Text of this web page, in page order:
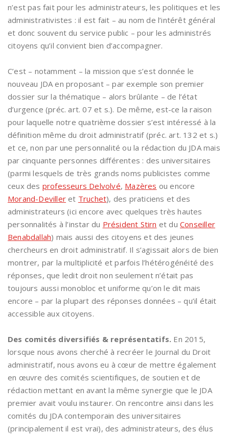
n’est pas fait pour les administrateurs, les politiques et les
administrativistes : il est fait – au nom de l’intérêt général
et donc souvent du service public – pour les administrés
citoyens qu’il convient bien d’accompagner.
C’est – notamment – la mission que s’est donnée le
nouveau JDA en proposant – par exemple son premier
dossier sur la thématique – alors brûlante – de l’état
d’urgence (préc. art. 07 et s.). De même, est-ce la raison
pour laquelle notre quatrième dossier s’est intéressé à la
définition même du droit administratif (préc. art. 132 et s.)
et ce, non par une personnalité ou la rédaction du JDA mais
par cinquante personnes différentes : des universitaires
(parmi lesquels de très grands noms publicistes comme
ceux des professeurs Delvolvé, Mazères ou encore
Morand-Deviller et Truchet), des praticiens et des
administrateurs (ici encore avec quelques très hautes
personnalités à l’instar du Président Stirn et duConseiller
Benabdallah) mais aussi des citoyens et des jeunes
chercheurs en droit administratif. Il s’agissait alors de bien
montrer, par la multiplicité et parfois l’hétérogénéité des
réponses, que ledit droit non seulement n’était pas
toujours aussi monobloc et uniforme qu’on le dit mais
encore – par la plupart des réponses données – qu’il était
accessible aux citoyens.
Des comités diversifiés & représentatifs. En 2015,
lorsque nous avons cherché à recréer le Journal du Droit
administratif, nous avons eu à cœur de mettre également
en œuvre des comités scientifiques, de soutien et de
rédaction mettant en avant la même synergie que le JDA
premier avait voulu instaurer. On rencontre ainsi dans les
comités du JDA contemporain des universitaires
(principalement il est vrai), des administrateurs, des élus